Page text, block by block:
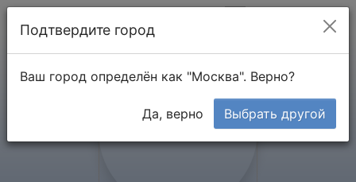
Подтвердите город
Ваш город определён как "Москва". Верно?
Да, верно Выбрать другой